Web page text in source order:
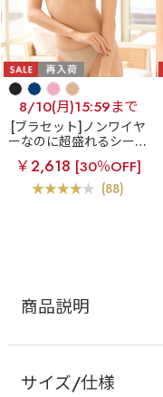
8/10(月)15:59まで
[ブラセット]ノンワイヤ
ーなのに超盛れるシーム
レスブラ
【WEB限定】
ノンワイヤー 超盛ブラ
(R) シームレス ブラジャ
ー&ショーツ
￥2,618 [30％OFF]
(88)
商品説明
サイズ/仕様